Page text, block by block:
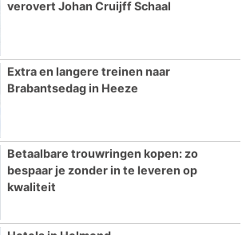
verovert Johan Cruijff Schaal
Extra en langere treinen naar
Brabantsedag in Heeze
Betaalbare trouwringen kopen: zo
bespaar je zonder in te leveren op
kwaliteit